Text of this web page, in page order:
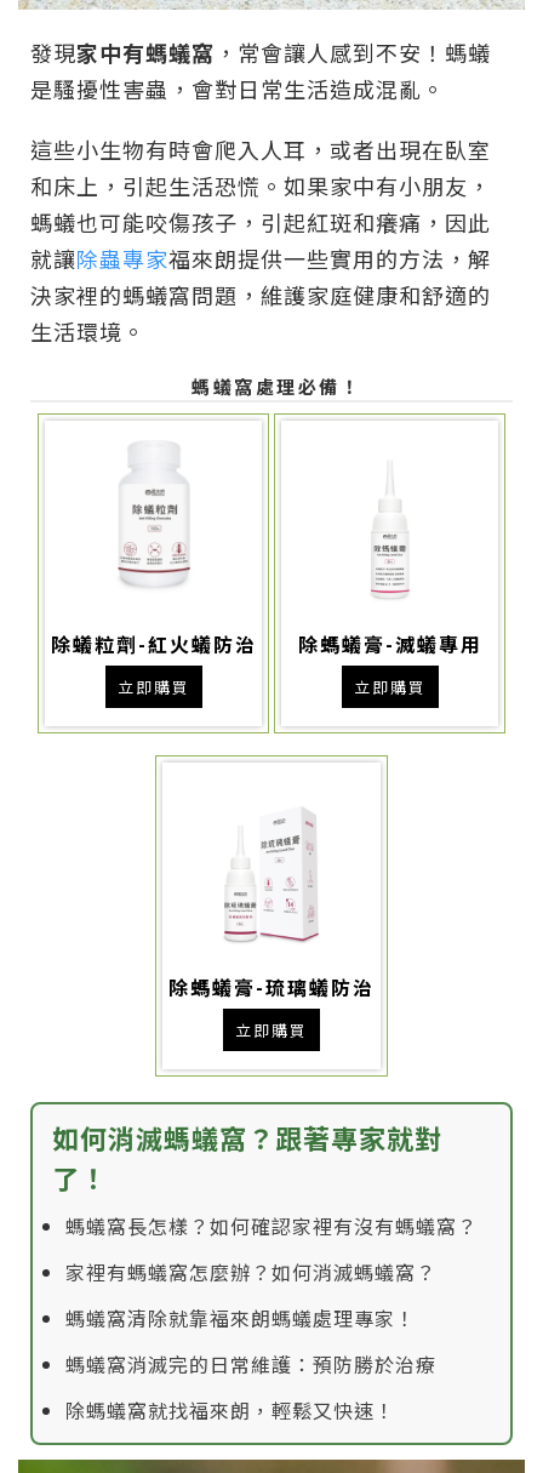
發現家中有螞蟻窩 ，常會讓人感到不安！螞蟻
是騷擾性害蟲，會對日常生活造成混亂。
這些小生物有時會爬入人耳，或者出現在臥室
和床上，引起生活恐慌。如果家中有小朋友，
螞蟻也可能咬傷孩子，引起紅斑和癢痛，因此
就讓除蟲專家福來朗提供一些實用的方法，解
決家裡的螞蟻窩問題，維護家庭健康和舒適的
生活環境。
螞蟻窩處理必備！
除蟻粒劑-紅火蟻防治
立即購買
除螞蟻膏-滅蟻專用
立即購買
除螞蟻膏-琉璃蟻防治
立即購買
如何消滅螞蟻窩？跟著專家就對
了！
螞蟻窩長怎樣？如何確認家裡有沒有螞蟻窩？
家裡有螞蟻窩怎麼辦？如何消滅螞蟻窩？
螞蟻窩清除就靠福來朗螞蟻處理專家！
螞蟻窩消滅完的日常維護：預防勝於治療
除螞蟻窩就找福來朗，輕鬆又快速！